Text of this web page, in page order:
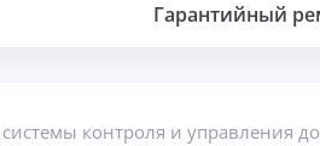
Гарантийный
контроля и управления